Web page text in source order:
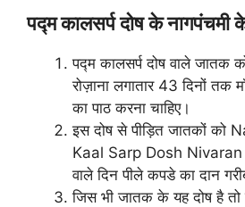
पद्म कालसर्प दोष के नागपंचमी
पद्म कालसर्प दोष वाले जातक
रोज़ाना लगातार 43 दिनों तक
का पाठ करना चाहिए।
इस दोष से पीड़ित जातकों को
Kaal Sarp Dosh Nivaran
वाले दिन पीले कपडे का दान
जिस भी जातक के यह दोष है तो